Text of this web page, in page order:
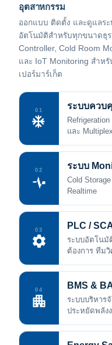
อุตสาหกรรม
ออกแบบ ติดตั้ง และดูแลร
อัตโนมัติสำหรับทุกขนาดธุ
Controller, Cold Room
และ IoT Monitoring สำห
เปอร์มาร์เก็ต
01 ระบบควบ
และ Multiplex
02 ระบบ
Cold
Realtime
03 PLC /
ระบบอัตโนมั
ต้องการ ทีม
04 BMS &
ระบบบริหาร
ประหยัดพลัง